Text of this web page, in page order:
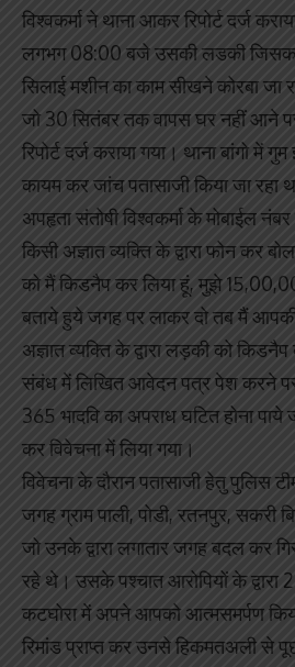
विश्वकर्मा ने थाना आकर रिपोर्ट दर्ज
लगभग 08:00 बजे उसकी लडकी जिसका
सिलाई मशीन का काम सीखने कोरबा जा
जो 30 सितंबर तक वापस घर नहीं आने पर
रिपोर्ट दर्ज कराया गया। थाना बांगो
कायम कर जांच पतासाजी किया जा रहा
अपहृता संतोषी विश्वकर्मा के मोबाईल
किसी अज्ञात व्यक्ति के द्वारा फोन कर
को मैं किडनैप कर लिया हूं, मुझे
बताये हुये जगह पर लाकर दो तब मैं
अज्ञात व्यक्ति के द्वारा लड़की को
संबंध में लिखित आवेदन पत्र पेश करने
365 भादवि का अपराध घटित होना
कर विवेचना में लिया गया।
विवेचना के दौरान पतासाजी हेतु पुलिस
जगह ग्राम पाली, पोडी, रतनपुर, सकरी
जो उनके द्वारा लगातार जगह बदल कर
रहे थे। उसके पश्चात आरोपियों के द्वारा
कटघोरा में अपने आपको आत्मसमर्पण
रिमांड प्राप्त कर उनसे हिकमतअली से